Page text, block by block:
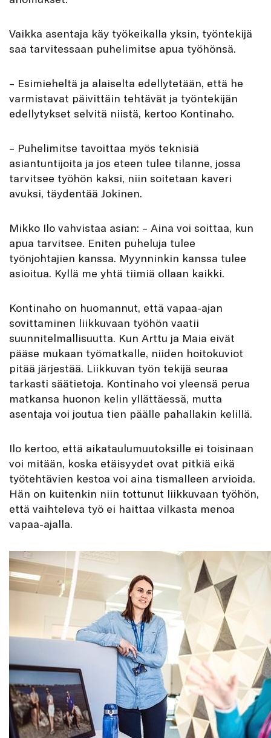
Vaikka asentaja käy työkeikalla yksin, työntekijä
saa tarvitessaan puhelimitse apua työhönsä.
– Esimieheltä ja alaiselta edellytetään, että he
varmistavat päivittäin tehtävät ja työntekijän
edellytykset selvitä niistä, kertoo Kontinaho.
– Puhelimitse tavoittaa myös teknisiä
asiantuntijoita ja jos eteen tulee tilanne, jossa
tarvitsee työhön kaksi, niin soitetaan kaveri
avuksi, täydentää Jokinen.
Mikko Ilo vahvistaa asian: – Aina voi soittaa, kun
apua tarvitsee. Eniten puheluja tulee
työnjohtajien kanssa. Myynninkin kanssa tulee
asioitua. Kyllä me yhtä tiimiä ollaan kaikki.
Kontinaho on huomannut, että vapaa-ajan
sovittaminen liikkuvaan työhön vaatii
suunnitelmallisuutta. Kun Arttu ja Maia eivät
pääse mukaan työmatkalle, niiden hoitokuviot
pitää järjestää. Liikkuvan työn tekijä seuraa
tarkasti säätietoja. Kontinaho voi yleensä perua
matkansa huonon kelin yllättäessä, mutta
asentaja voi joutua tien päälle pahallakin kelillä.
Ilo kertoo, että aikataulumuutoksille ei toisinaan
voi mitään, koska etäisyydet ovat pitkiä eikä
työtehtävien kestoa voi aina tismalleen arvioida.
Hän on kuitenkin niin tottunut liikkuvaan työhön,
että vaihteleva työ ei haittaa vilkasta menoa
vapaa-ajalla.